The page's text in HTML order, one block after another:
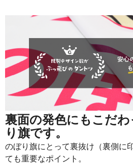
裏面の発色にもこだ
り旗です。
のぼり旗にとって裏抜け（裏側に
ても重要なポイント。